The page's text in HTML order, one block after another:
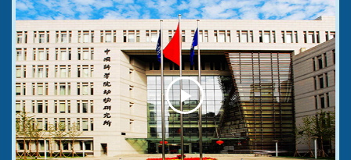
Play
Video